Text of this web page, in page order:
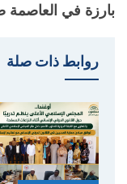
بارزة في العاصمة
روابط ذات صلة